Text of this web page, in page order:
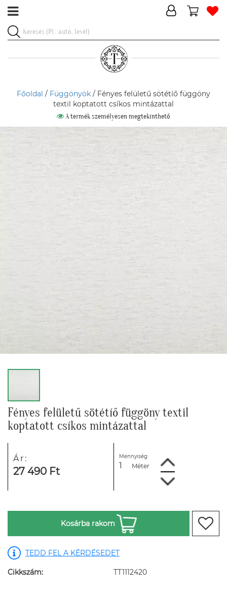
Főoldal / Függönyök / Fényes felületű sötétíő függöny
textil koptatott csíkos mintázattal
A termék személyesen megtekinthető
Fényes felületű sötétíő függöny textil
koptatott csíkos mintázattal
Ár:
27 490 Ft
Mennyiség:
Méter
Kosárba rakom
TEDD FEL A KÉRDÉSEDET
Cikkszám: TT1112420